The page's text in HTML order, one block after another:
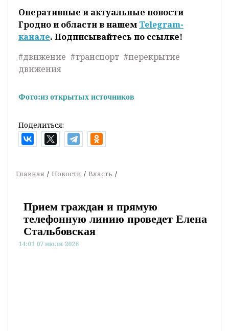
Оперативные и актуальные новости
Гродно и области в нашем Telegram-
канале. Подписывайтесь по ссылке!
#движение #транспорт #перекрытие
движения
Фото:из открытых источников
Поделиться:
Главная Новости Власть
Прием граждан и прямую
телефонную линию проведет Елена
Стальбовская
14:01 07 июля 2026